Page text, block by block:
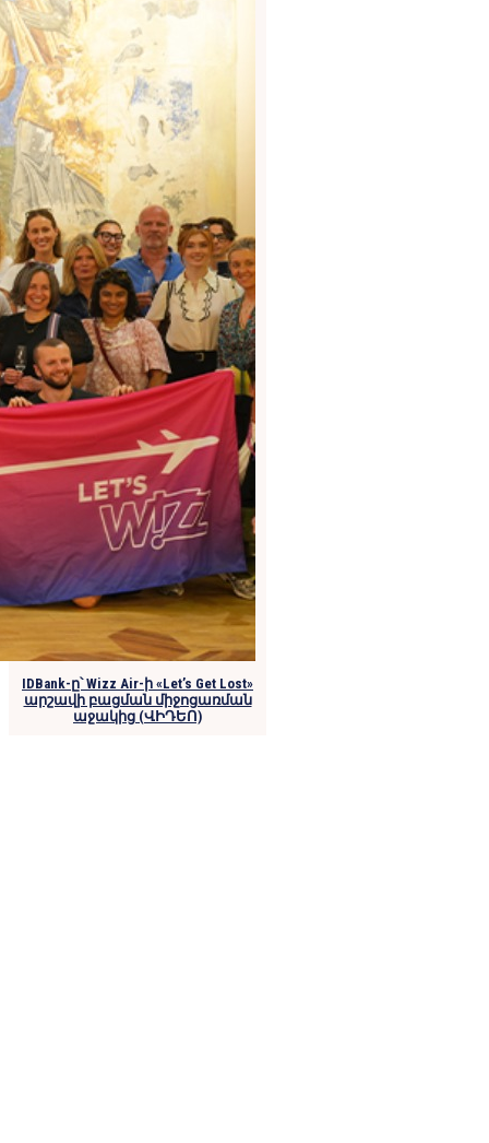
IDBank-ը՝ Wizz Air-ի «Let’s Get Lost»
արշավի բացման միջոցառման
աջակից (ՎԻԴԵՈ)